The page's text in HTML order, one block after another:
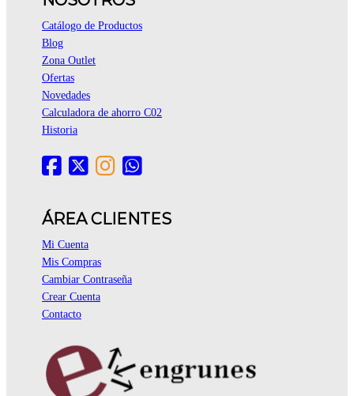
Catálogo de Productos
Blog
Zona Outlet
Ofertas
Novedades
Calculadora de ahorro C02
Historia
ÁREA CLIENTES
Mi Cuenta
Mis Compras
Cambiar Contraseña
Crear Cuenta
Contacto